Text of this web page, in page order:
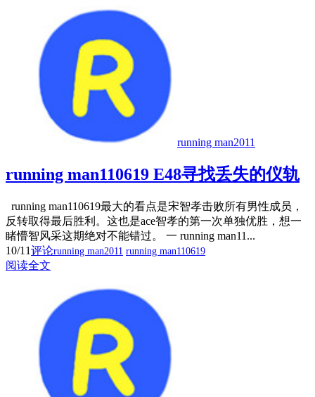
running man2011
running man110619 E48寻找丢失的仪轨
running man110619最大的看点是宋智孝击败所有男性成员，
反转取得最后胜利。这也是ace智孝的第一次单独优胜，想一
睹懵智风采这期绝对不能错过。 一 running man11...
10/11评论running man2011 running man110619
阅读全文